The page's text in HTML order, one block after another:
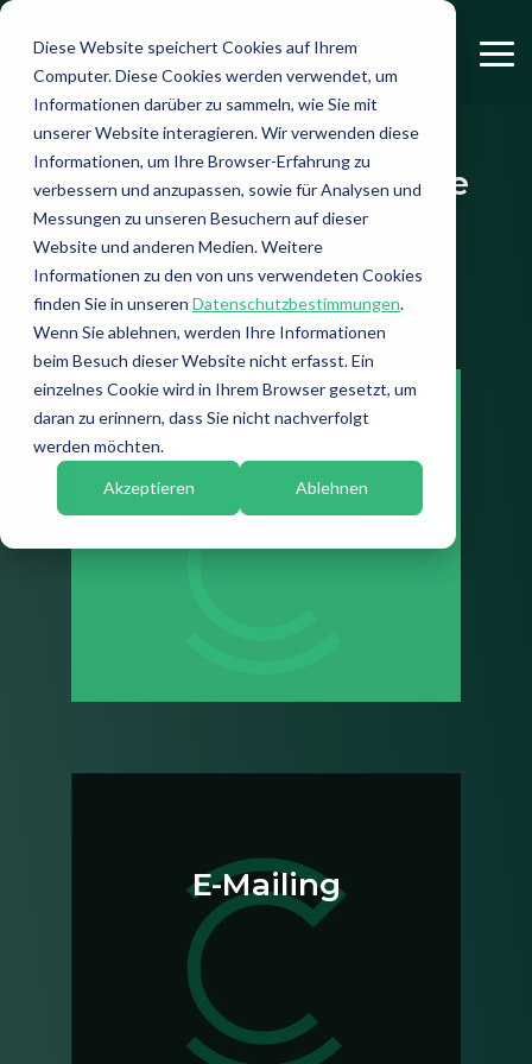
Diese Website speichert Cookies auf Ihrem
Computer. Diese Cookies werden verwendet, um
Informationen darüber zu sammeln, wie Sie mit
unserer Website interagieren. Wir verwenden diese
Informationen, um Ihre Browser-Erfahrung zu
verbessern und anzupassen, sowie für Analysen und
Messungen zu unseren Besuchern auf dieser
Website und anderen Medien. Weitere
Informationen zu den von uns verwendeten Cookies
finden Sie in unseren Datenschutzbestimmungen.
Wenn Sie ablehnen, werden Ihre Informationen
beim Besuch dieser Website nicht erfasst. Ein
einzelnes Cookie wird in Ihrem Browser gesetzt, um
daran zu erinnern, dass Sie nicht nachverfolgt
werden möchten.
Akzeptieren Ablehnen
Skip
main
content.
Diese Formate können Sie
sich im Abo
zusammenstellen
Digitales Marketing
Fundament
E-Mailing